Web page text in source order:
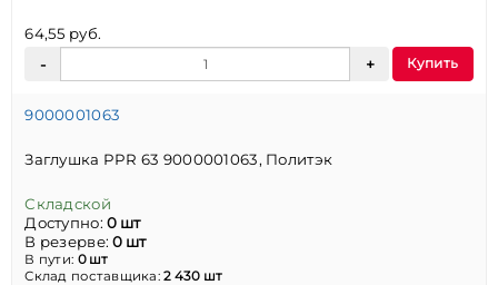
64,55 руб.
Купить
9000001063
Заглушка PPR 63 9000001063, Политэк
Складской
Доступно:0 шт
В резерве:0 шт
В пути: 0 шт
Склад поставщика:2 430 шт